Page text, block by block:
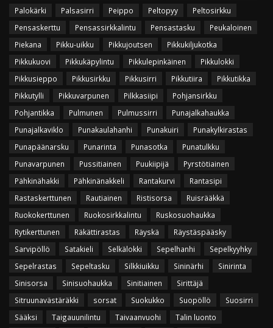
Palokärki
Palsasirri Peippo Peltopyy
Peltosirkku
Pensaskerttu
Pensassirkkalintu Pensastasku
Peukaloinen
Piekana
Pikku-uikku Pikkujoutsen
Pikkukiljukotka
Pikkukuovi
Pikkukäpylintu Pikkulepinkäinen
Pikkulokki
Pikkusieppo
Pikkusirkku Pikkusirri Pikkutiira
Pikkutikka
Pikkutylli
Pikkuvarpunen Pilkkasiipi
Pohjansirkku
Pohjantikka
Pulmunen Pulmussirri
Punajalkahaukka
Punajalkaviklo
Punakaulahanhi Punakuiri
Punakylkirastas
Punapäänarsku
Punarinta Punasotka
Punatulkku
Punavarpunen
Pussitiainen Puukiipijä
Pyrstötiainen
Pähkinähakki
Pähkinänakkeli Rantakurvi
Rantasipi
Rastaskerttunen
Rautiainen Ristisorsa
Ruisrääkkä
Ruokokerttunen
Ruokosirkkalintu
Ruskosuohaukka
Rytikerttunen
Räkättirastas Räyskä
Räystäspääsky
Sarvipöllö
Satakieli Selkälokki Sepelhanhi
Sepelkyyhky
Sepelrastas
Sepeltasku Silkkiuikku Sininärhi
Sinirinta
Sinisorsa
Sinisuohaukka Sinitiainen
Sirittäjä
Sitruunavästäräkki
sorsat Suokukko Suopöllö
Suosirri
Sääksi
Taigauunilintu Taivaanvuohi
Talin luonto